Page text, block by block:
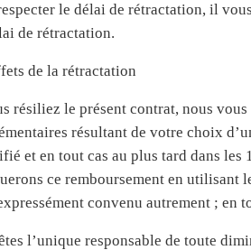
le délai de rétractation, il
de rétractation.
de la rétractation
résiliez le présent contrat, nous
résultant de votre choix
et en tout cas au plus tard dans
ce remboursement en utilisant
convenu autrement ; en
l’unique responsable de toute